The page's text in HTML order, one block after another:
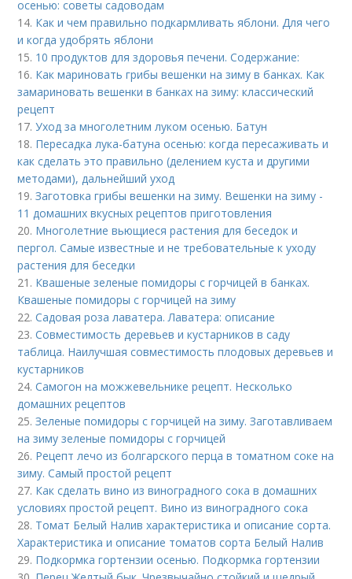
осенью: советы садоводам
14. Как и чем правильно подкармливать яблони. Для чего
и когда удобрять яблони
15. 10 продуктов для здоровья печени. Содержание:
16. Как мариновать грибы вешенки на зиму в банках. Как
замариновать вешенки в банках на зиму: классический
рецепт
17.Уход за многолетним луком осенью. Батун
18. Пересадка лука-батуна осенью: когда пересаживать и
как сделать это правильно (делением куста и другими
методами), дальнейший уход
19.Заготовка грибы вешенки на зиму. Вешенки на зиму -
11 домашних вкусных рецептов приготовления
20. Многолетние вьющиеся растения для беседок и
пергол. Самые известные и не требовательные к уходу
растения для беседки
21. Квашеные зеленые помидоры с горчицей в банках.
Квашеные помидоры с горчицей на зиму
22.Садовая роза лаватера. Лаватера: описание
23.Совместимость деревьев и кустарников в саду
таблица. Наилучшая совместимость плодовых деревьев и
кустарников
24.Самогон на можжевельнике рецепт. Несколько
домашних рецептов
25.Зеленые помидоры с горчицей на зиму. Заготавливаем
на зиму зеленые помидоры с горчицей
26. Рецепт лечо из болгарского перца в томатном соке на
зиму. Самый простой рецепт
27. Как сделать вино из виноградного сока в домашних
условиях простой рецепт. Вино из виноградного сока
28. Томат Белый Налив характеристика и описание сорта.
Характеристика и описание томатов сорта Белый Налив
29. Подкормка гортензии осенью. Подкормка гортензии